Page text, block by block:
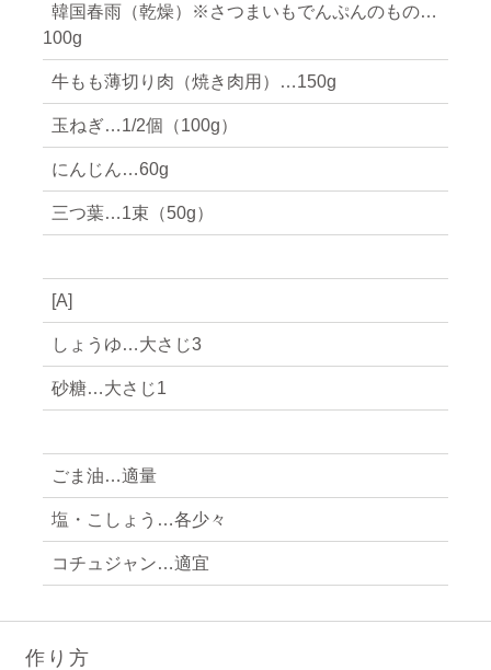
韓国春雨（乾燥）※さつまいもでんぷんのもの…
100g
牛もも薄切り肉（焼き肉用）…150g
玉ねぎ…1/2個（100g）
にんじん…60g
三つ葉…1束（50g）
[A]
しょうゆ…大さじ3
砂糖…大さじ1
ごま油…適量
塩・こしょう…各少々
コチュジャン…適宜
作り方